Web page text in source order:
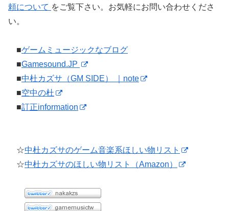
頼について をご覧下さい。お気軽にお問い合わせくださ
い。
■ゲームミュージックなブログ
■Gamesound.JP
■中杜カズサ（GM SIDE） ｜note
■空中の杜
■訂正information
☆中杜カズサのゲーム音楽系ほしい物リスト
☆中杜カズサのほしい物リスト（Amazon）